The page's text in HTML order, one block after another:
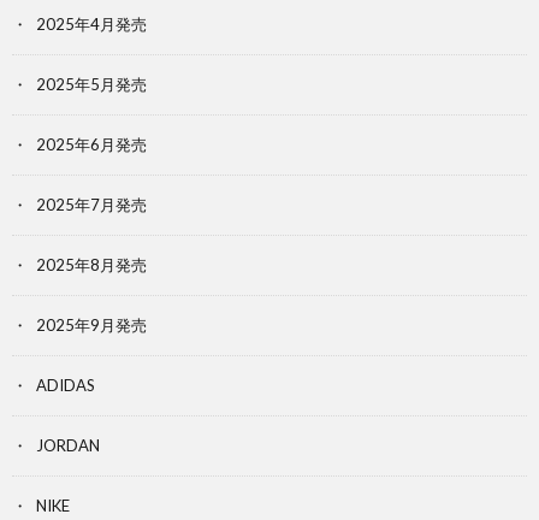
2025年4月発売
2025年5月発売
2025年6月発売
2025年7月発売
2025年8月発売
2025年9月発売
ADIDAS
JORDAN
NIKE